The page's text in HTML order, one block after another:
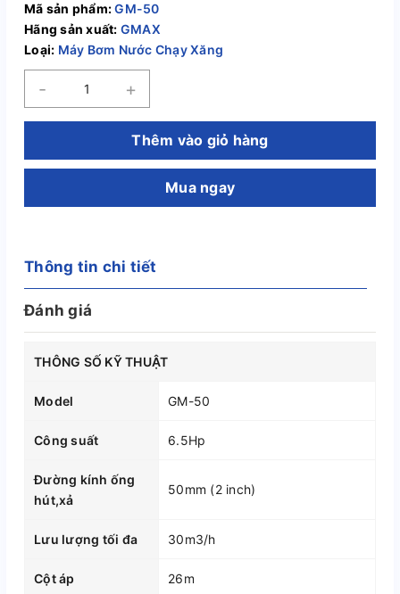
Mã sản phẩm:GM-50
Hãng sản xuất: GMAX
Loại: Máy Bơm Nước Chạy Xăng
- +
Thêm vào giỏ hàng
Mua ngay
Thông tin chi tiết
Đánh giá
THÔNG SỐ KỸ THUẬT
Model GM-50
Công suất 6.5Hp
Đường kính ống
hút,xả
50mm (2 inch)
Lưu lượng tối đa 30m3/h
Cột áp 26m